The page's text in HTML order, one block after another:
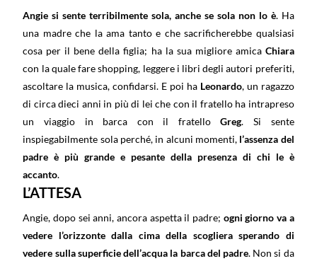
Angie si sente terribilmente sola, anche se sola non lo è. Ha
una madre che la ama tanto e che sacrificherebbe qualsiasi
cosa per il bene della figlia; ha la sua migliore amica Chiara
con la quale fare shopping, leggere i libri degli autori preferiti,
ascoltare la musica, confidarsi. E poi ha Leonardo, un ragazzo
di circa dieci anni in più di lei che con il fratello ha intrapreso
un viaggio in barca con il fratelloGreg. Si sente
inspiegabilmente sola perché, in alcuni momenti, l’assenza del
padre è più grande e pesante della presenza di chi le è
accanto.
L’ATTESA
Angie, dopo sei anni, ancora aspetta il padre; ogni giorno va a
vedere l’orizzonte dalla cima della scogliera sperando di
vedere sulla superficie dell’acqua la barca del padre. Non si da